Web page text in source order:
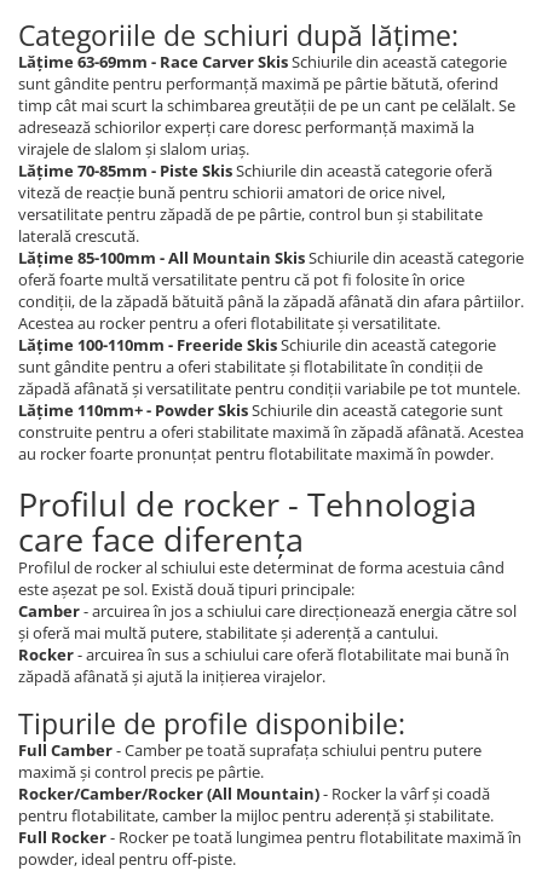
Categoriile de schiuri după lățime:
Lățime 63-69mm - Race Carver SkisSchiurile din această categorie
sunt gândite pentru performanță maximă pe pârtie bătută, oferind
timp cât mai scurt la schimbarea greutății de pe un cant pe celălalt. Se
adresează schiorilor experți care doresc performanță maximă la
virajele de slalom și slalom uriaș.
Lățime 70-85mm - Piste SkisSchiurile din această categorie oferă
viteză de reacție bună pentru schiorii amatori de orice nivel,
versatilitate pentru zăpadă de pe pârtie, control bun și stabilitate
laterală crescută.
Lățime 85-100mm - All Mountain SkisSchiurile din această categorie
oferă foarte multă versatilitate pentru că pot fi folosite în orice
condiții, de la zăpadă bătuită până la zăpadă afânată din afara pârtiilor.
Acestea au rocker pentru a oferi flotabilitate și versatilitate.
Lățime 100-110mm - Freeride SkisSchiurile din această categorie
sunt gândite pentru a oferi stabilitate și flotabilitate în condiții de
zăpadă afânată și versatilitate pentru condiții variabile pe tot muntele.
Lățime 110mm+ - Powder SkisSchiurile din această categorie sunt
construite pentru a oferi stabilitate maximă în zăpadă afânată. Acestea
au rocker foarte pronunțat pentru flotabilitate maximă în powder.
Profilul de rocker - Tehnologia
care face diferența
Profilul de rocker al schiului este determinat de forma acestuia când
este așezat pe sol. Există două tipuri principale:
Camber- arcuirea în jos a schiului care direcționează energia către sol
și oferă mai multă putere, stabilitate și aderență a cantului.
Rocker- arcuirea în sus a schiului care oferă flotabilitate mai bună în
zăpadă afânată și ajută la inițierea virajelor.
Tipurile de profile disponibile:
Full Camber- Camber pe toată suprafața schiului pentru putere
maximă și control precis pe pârtie.
Rocker/Camber/Rocker (All Mountain)- Rocker la vârf și coadă
pentru flotabilitate, camber la mijloc pentru aderență și stabilitate.
Full Rocker- Rocker pe toată lungimea pentru flotabilitate maximă în
powder, ideal pentru off-piste.